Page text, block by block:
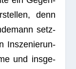
denn
setz­
Insze­nie­run­
und ins­ge­